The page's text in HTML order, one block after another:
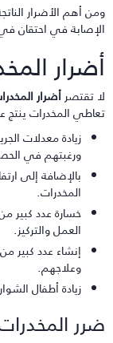
أهم الأضرار الناتجة
في احتقان في
تقتصرأضرار المخدرات
المخدرات ينتج
زيادة معدلات
ورغبتهم في
بالإضافة إلى
المخدرات.
خسارة عدد كبير من
العمل والتركيز.
إنشاء عدد كبير من
وعلاجهم.
زيادة أطفال